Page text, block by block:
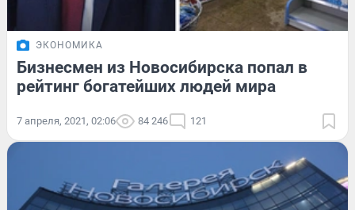
ЭКОНОМИКА
Бизнесмен из Новосибирска попал в
рейтинг богатейших людей мира
7 апреля, 2021, 02:06 84 246 121